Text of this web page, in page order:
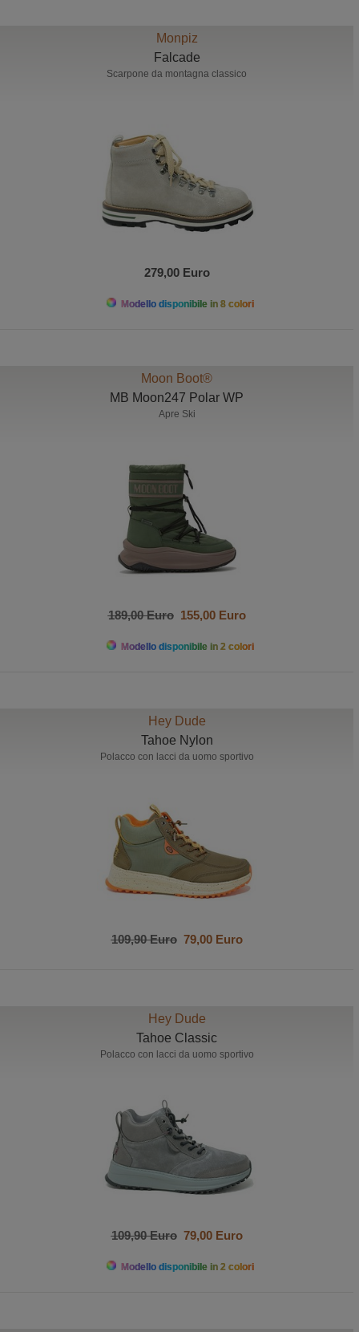
Monpiz
Falcade
Scarpone da montagna classico
279,00 Euro
Modello disponibile in 8 colori
Moon Boot®
MB Moon247 Polar WP
Apre Ski
189,00 Euro155,00 Euro
Modello disponibile in 2 colori
Hey Dude
Tahoe Nylon
Polacco con lacci da uomo sportivo
109,90 Euro79,00 Euro
Hey Dude
Tahoe Classic
Polacco con lacci da uomo sportivo
109,90 Euro79,00 Euro
Modello disponibile in 2 colori